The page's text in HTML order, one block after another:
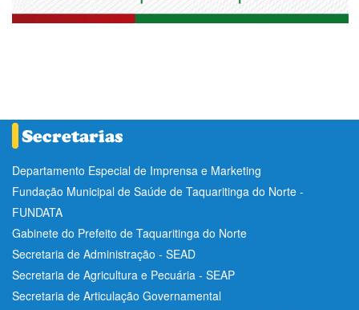
Departamento Especial de Imprensa e Marketing
Fundação Municipal de Saúde de Taquaritinga do Norte -
FUNDATA
Gabinete do Prefeito de Taquaritinga do Norte
Secretaria de Administração - SEAD
Secretaria de Agricultura e Pecuária - SEAP
Secretaria de Articulação Governamental